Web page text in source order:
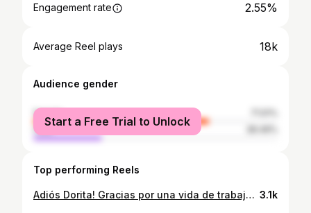
Engagement rate 2.55%
Average Reel plays 18k
Audience gender
female
male
Start a Free Trial to Unlock
Top performing Reels
Adiós Dorita! Gracias por una vida de trabajo, de esfuerzo, de hacer todo lo posible y más, por tu hijo único. Espero haber estado a la altura en estos últimos años donde debimos invertir roles (cuidarte como a una hija) y cuyo único objetivo fue que sea una despedida sin sufrimientos. Te amo para siempre. Descansa en Paz ❤️ 3.1k